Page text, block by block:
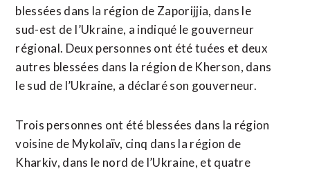
blessées dans la région de Zaporijjia, dans le
sud-est de ⁠l’Ukraine, a indiqué le gouverneur
régional. Deux personnes ont été tuées et deux
autres blessées dans la région de Kherson, dans
le sud de l’Ukraine, a déclaré son gouverneur.
Trois personnes ont été blessées dans la ⁠région
voisine ‌de Mykolaïv, cinq dans la région de
Kharkiv, dans le ⁠nord de l’Ukraine, et quatre